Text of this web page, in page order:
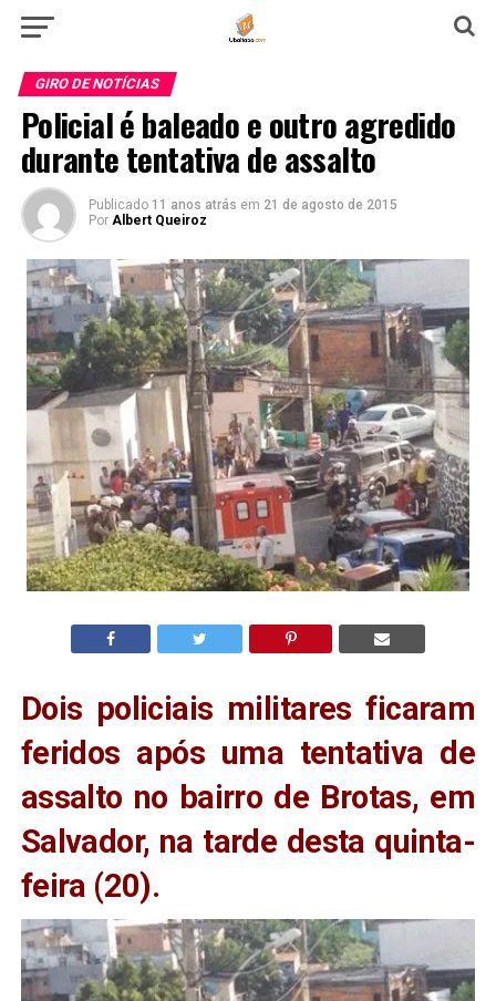
GIRO DE NOTÍCIAS
Policial é baleado e outro agredido
durante tentativa de assalto
Publicado 11 anos atrás em 21 de agosto de 2015
Por Albert Queiroz
Dois policiais militares ficaram
feridos após uma tentativa de
assalto no bairro de Brotas, em
Salvador, na tarde desta quinta-
feira (20).